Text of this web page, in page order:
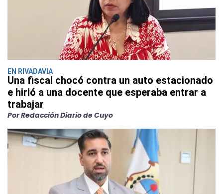
EN RIVADAVIA
Una fiscal chocó contra un auto estacionado
e hirió a una docente que esperaba entrar a
trabajar
Por Redacción Diario de Cuyo